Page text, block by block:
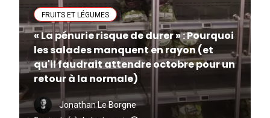
FRUITS ET LÉGUMES
« La pénurie risque de durer » : Pourquoi
les salades manquent en rayon (et
qu'il faudrait attendre octobre pour un
retour à la normale)
Jonathan Le Borgne